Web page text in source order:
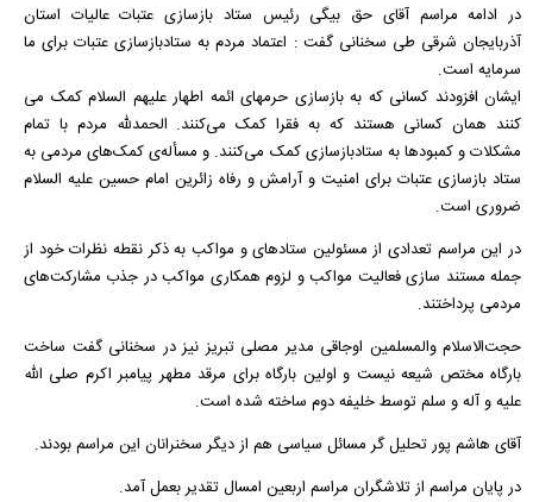
در ادامه مراسم آقای حق بیگی رئیس ستاد بازسازی عتبات عالیات استان
آذربایجان شرقی طی سخنانی گفت : اعتماد مردم به ستادبازسازی عتبات برای ما
سرمایه است.
ایشان افزودند کسانی که به بازسازی حرمهای ائمه اطهار علیهم السلام کمک می
کنند همان کسانی هستند که به فقرا کمک می‌کنند. الحمدلله مردم با تمام
مشکلات و کمبودها به ستادبازسازی کمک می‌کنند. و مسأله‌ی کمک‌های مردمی به
ستاد بازسازی عتبات برای امنیت و آرامش و رفاه زائرین امام حسین علیه السلام
ضروری است.
در اين مراسم تعدادی از مسئولین ستادهای و مواکب به ذکر نقطه نظرات خود از
جمله مستند سازی فعالیت مواکب و لزوم همکاری مواکب در جذب مشارکت‌های
مردمی پرداختند.
حجت‌الاسلام والمسلمین اوجاقی مدیر مصلی تبریز نیز در سخنانی گفت ساخت
بارگاه مختص شیعه نیست و اولین بارگاه برای مرقد مطهر پیامبر اکرم صلی الله
علیه و آله و سلم توسط خلیفه دوم ساخته شده است.
آقای هاشم پور تحلیل گر مسائل سیاسی هم از دیگر سخنرانان این مراسم بودند.
در پایان مراسم از تلاشگران مراسم اربعین امسال تقدیر بعمل آمد.